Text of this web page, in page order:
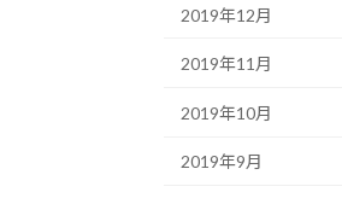
2019年12月
2019年11月
2019年10月
2019年9月